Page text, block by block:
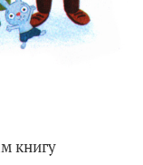
книгу